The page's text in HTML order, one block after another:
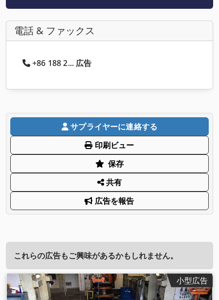
電話 & ファックス
+86 188 2... 広告
サプライヤーに連絡する
印刷ビュー
保存
共有
広告を報告
これらの広告もご興味があるかもしれません。
小型広告